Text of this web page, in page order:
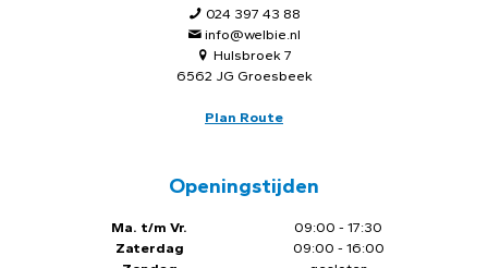
024 397 43 88
info@welbie.nl
Hulsbroek 7
6562 JG Groesbeek
Plan Route
Openingstijden
Ma. t/m Vr.
Zaterdag
09:00 - 17:30
09:00 - 16:00